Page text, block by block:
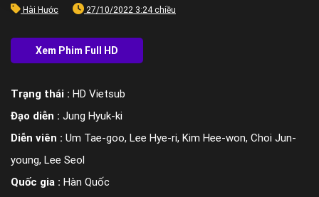
Hài Hước 27/10/2022 3:24 chiều
Trạng thái : HD Vietsub
Đạo diễn : Jung Hyuk-ki
Diễn viên : Um Tae-goo, Lee Hye-ri, Kim Hee-won, Choi Jun-
young, Lee Seol
Quốc gia : Hàn Quốc